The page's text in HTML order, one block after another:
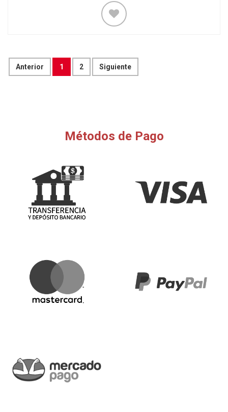
Anterior 1 2 Siguiente
Métodos de Pago